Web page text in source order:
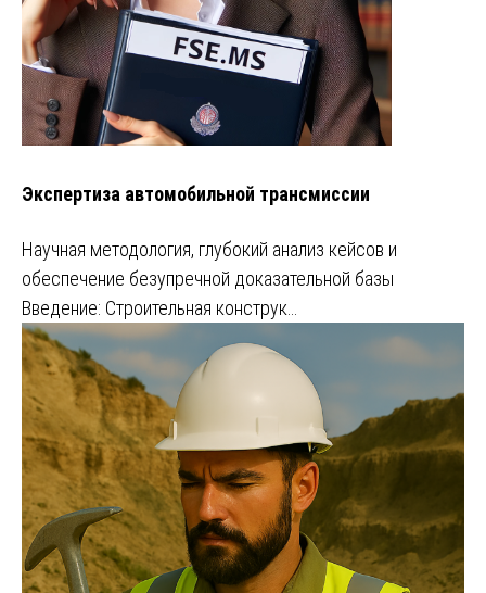
Экспертиза автомобильной трансмиссии
Научная методология, глубокий анализ кейсов и
обеспечение безупречной доказательной базы
Введение: Строительная конструк…